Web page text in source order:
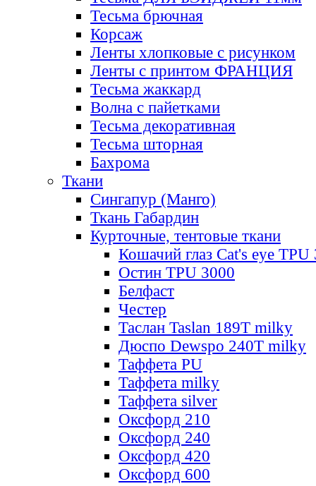
Тесьма брючная
Корсаж
Ленты хлопковые с рисунком
Ленты с принтом ФРАНЦИЯ
Тесьма жаккард
Волна с пайетками
Тесьма декоративная
Тесьма шторная
Бахрома
Ткани
Сингапур (Манго)
Ткань Габардин
Курточные, тентовые ткани
Кошачий глаз Cat's eye TPU
Остин TPU 3000
Белфаст
Честер
Таслан Taslan 189T milky
Дюспо Dewspo 240T milky
Таффета PU
Таффета milky
Таффета silver
Оксфорд 210
Оксфорд 240
Оксфорд 420
Оксфорд 600